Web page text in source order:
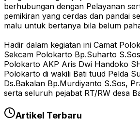
berhubungan dengan Pelayanan
pemikiran yang cerdas dan pandai
malu untuk bertanya bila belum
Hadir dalam kegiatan ini Camat
Sekcam Polokarto Bp.Suharto
Polokarto AKP Aris Dwi Handoko
Polokarto di wakili Bati tuud Pelda
Ds.Bakalan Bp.Murdiyanto S.Sos,
serta seluruh pejabat RT/RW desa
Artikel Terbaru